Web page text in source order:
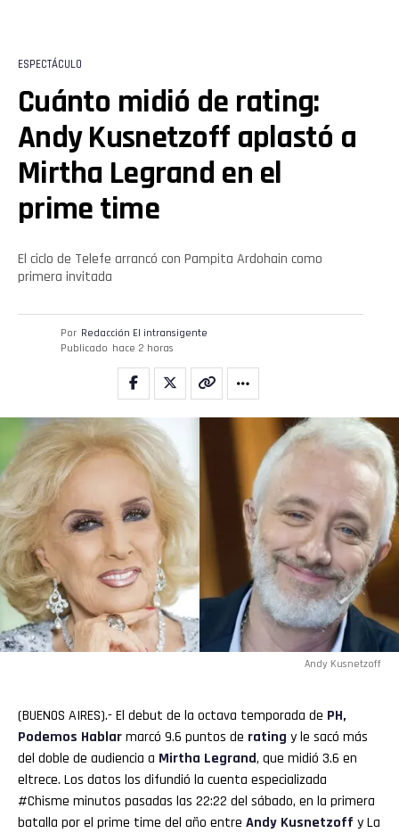
ESPECTÁCULO
Cuánto midió de rating:
Andy Kusnetzoff aplastó a
Mirtha Legrand en el
prime time
El ciclo de Telefe arrancó con Pampita Ardohain como
primera invitada
Por Redacción El intransigente
Publicado hace 2 horas
Andy Kusnetzoff
(BUENOS AIRES).- El debut de la octava temporada de PH,
Podemos Hablarmarcó 9.6 puntos de rating y le sacó más
del doble de audiencia a Mirtha Legrand, que midió 3.6 en
eltrece. Los datos los difundió la cuenta especializada
#Chisme minutos pasadas las 22:22 del sábado, en la primera
batalla por el prime time del año entre Andy Kusnetzoff y La
Pinterest
Whatsapp
Email